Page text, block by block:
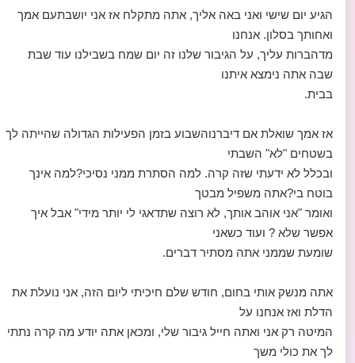
הגיע יום שישי ואני באה אליך, אתה מתקלח אז אני יושבתעם אמך
ואחותך בסלון. אנחנו
מדהברות עליך, על הגיבור שלנו זה יום שמח בשבילנו עוד שבת
שבה אתה נימצא איתנו
בבית.
אז אמך שואלת אם דיברנוהשבוע בזמן הפעילות הגדולה שהייתה לך
בשטחים "לא" השבתי
ובכלל לא ידעתי שזה קרה. למה הסתרת ממני נסיכי?למה אינך
בוטח בי?אתה משפיל מבטך
ואומר "אני אוהב אותך, לא רוצה שתדאגי לי יותר מידי" אבל איך
אפשר שלא ? ועוד כשאני
שומעת שממני אתה מסתיר דברים.
אתה מנשק אותי בחום, חודש שלם חיכיתי ליום הזה, אני נועלת את
הדלת ואז אנחנו על
המיטה רק אני ואתה חייל גיבור שלי, ומכאן אתה יודע מה קרה נתתי
לך את כולי משך